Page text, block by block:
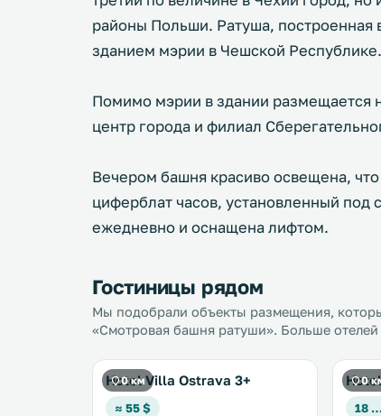
районы Польши. Ратуша, построенная
зданием мэрии в Чешской Республике.
Помимо мэрии в здании размещается
центр города и филиал
Вечером башня красиво освещена,
циферблат часов, установленный
ежедневно и оснащена лифтом.
Гостиницы рядом
Мы подобрали объекты размещения,
«Смотровая башня ратуши». Больше
0 км
Hotel Villa Ostrava 3+
≈ 55 $
0
18